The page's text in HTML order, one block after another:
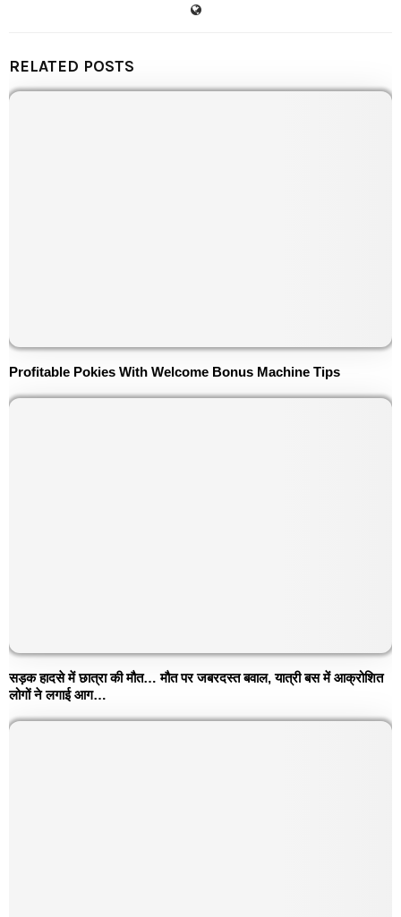
RELATED POSTS
Profitable Pokies With Welcome Bonus Machine Tips
सड़क हादसे में छात्रा की मौत… मौत पर जबरदस्त बवाल, यात्री बस में आक्रोशित
लोगों ने लगाई आग…